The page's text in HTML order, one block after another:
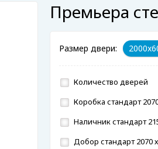
Премьера
Размер двери:
Количество дверей
Коробка стандарт
Наличник стандарт
Добор стандарт 2070